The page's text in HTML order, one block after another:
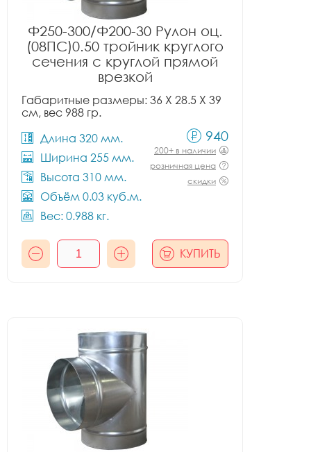
Ф250-300/Ф200-30 Рулон оц.
(08ПС)0.50 тройник круглого
сечения с круглой прямой
врезкой
Габаритные размеры: 36 X 28.5 X 39
см, вес 988 гр.
Длина 320 мм.
Ширина 255 мм.
Высота 310 мм.
Объём 0.03 куб.м.
Вес: 0.988 кг.
940
200+ в наличии
розничная цена
скидки
КУПИТЬ